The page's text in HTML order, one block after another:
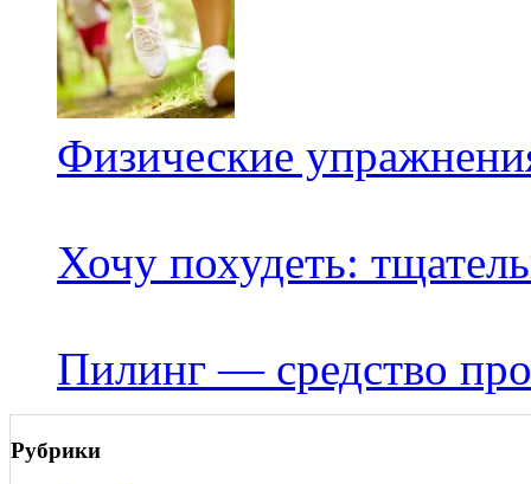
Физические
Хочу похудеть:
Пилинг — средство
Рубрики